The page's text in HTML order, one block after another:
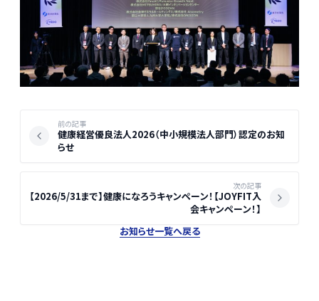
前の記事
健康経営優良法人2026（中小規模法人部門）認定のお知
らせ
次の記事
【2026/5/31まで】健康になろうキャンペーン！【JOYFIT入
会キャンペーン！】
お知らせ一覧へ戻る